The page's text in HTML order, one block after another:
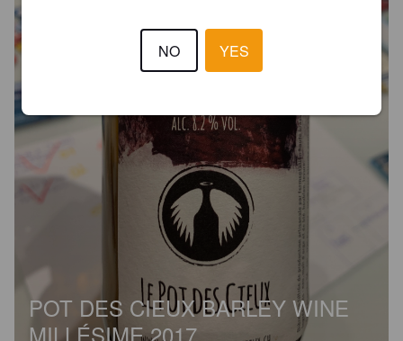
POT DES CIEUX BARLEY WINE
MILLÉSIME 2017
NO YES